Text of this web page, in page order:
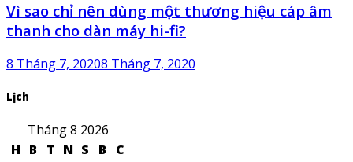
Vì sao chỉ nên dùng một thương hiệu cáp âm
thanh cho dàn máy hi-fi?
8 Tháng 7, 20208 Tháng 7, 2020
Lịch
Tháng 8 2026
H B T N S B
C